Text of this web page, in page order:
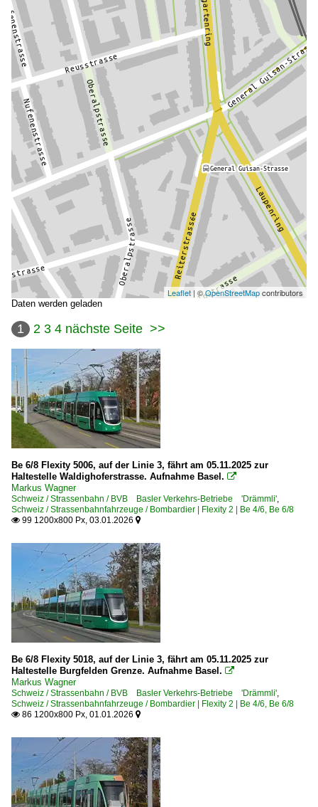
Leaflet | ©OpenStreetMapcontributors
Daten werden geladen
1 2 3 4 nächste Seite >>
Be 6/8 Flexity 5006, auf der Linie 3, fährt am 05.11.2025 zur
Haltestelle Waldighoferstrasse. Aufnahme Basel. 
Markus Wagner
Schweiz / Strassenbahn / BVB Basler Verkehrs-Betriebe 'Drämmli',
Schweiz / Strassenbahnfahrzeuge / Bombardier | Flexity 2 | Be 4/6, Be 6/8
 99 1200x800 Px, 03.01.2026 
Be 6/8 Flexity 5018, auf der Linie 3, fährt am 05.11.2025 zur
Haltestelle Burgfelden Grenze. Aufnahme Basel. 
Markus Wagner
Schweiz / Strassenbahn / BVB Basler Verkehrs-Betriebe 'Drämmli',
Schweiz / Strassenbahnfahrzeuge / Bombardier | Flexity 2 | Be 4/6, Be 6/8
 86 1200x800 Px, 01.01.2026 